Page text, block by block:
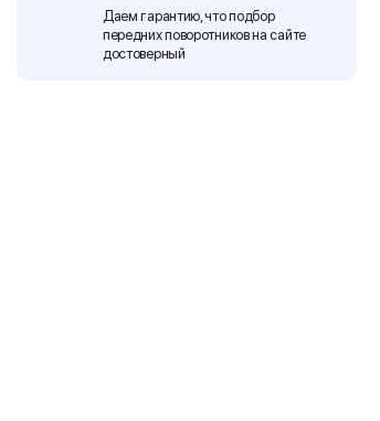
Даем гарантию, что подбор
передних поворотников на сайте
достоверный